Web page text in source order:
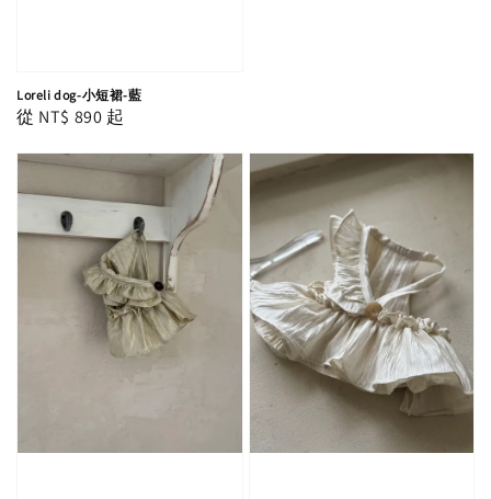
Loreli dog-小短裙-藍
Regular
從 NT$ 890 起